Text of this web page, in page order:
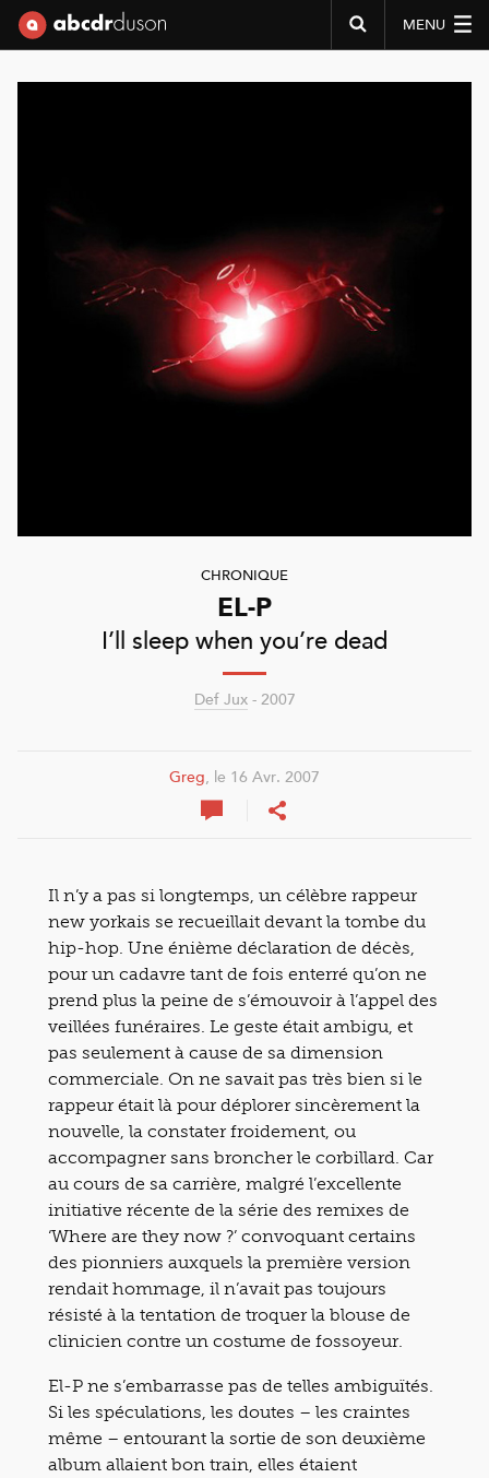
MENU
CHRONIQUE
EL-P
I’ll sleep when you’re dead
Def Jux- 2007
Greg, le 16 Avr. 2007
Il n’y a pas si longtemps, un célèbre rappeur
new yorkais se recueillait devant la tombe du
hip-hop. Une énième déclaration de décès,
pour un cadavre tant de fois enterré qu’on ne
prend plus la peine de s’émouvoir à l’appel des
veillées funéraires. Le geste était ambigu, et
pas seulement à cause de sa dimension
commerciale. On ne savait pas très bien si le
rappeur était là pour déplorer sincèrement la
nouvelle, la constater froidement, ou
accompagner sans broncher le corbillard. Car
au cours de sa carrière, malgré l’excellente
initiative récente de la série des remixes de
‘Where are they now ?’ convoquant certains
des pionniers auxquels la première version
rendait hommage, il n’avait pas toujours
résisté à la tentation de troquer la blouse de
clinicien contre un costume de fossoyeur.
El-P ne s’embarrasse pas de telles ambiguïtés.
Si les spéculations, les doutes – les craintes
même – entourant la sortie de son deuxième
album allaient bon train, elles étaient